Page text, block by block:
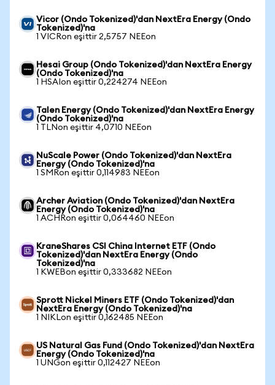
Vicor (Ondo Tokenized)'dan NextEra Energy (Ondo
Tokenized)'na
1 VICRon eşittir 2,5757 NEEon
Hesai Group (Ondo Tokenized)'dan NextEra Energy
(Ondo Tokenized)'na
1 HSAIon eşittir 0,224274 NEEon
Talen Energy (Ondo Tokenized)'dan NextEra Energy
(Ondo Tokenized)'na
1 TLNon eşittir 4,0710 NEEon
NuScale Power (Ondo Tokenized)'dan NextEra
Energy (Ondo Tokenized)'na
1 SMRon eşittir 0,114983 NEEon
Archer Aviation (Ondo Tokenized)'dan NextEra
Energy (Ondo Tokenized)'na
1 ACHRon eşittir 0,064460 NEEon
KraneShares CSI China Internet ETF (Ondo
Tokenized)'dan NextEra Energy (Ondo
Tokenized)'na
1 KWEBon eşittir 0,333682 NEEon
Sprott Nickel Miners ETF (Ondo Tokenized)'dan
NextEra Energy (Ondo Tokenized)'na
1 NIKLon eşittir 0,162485 NEEon
US Natural Gas Fund (Ondo Tokenized)'dan NextEra
Energy (Ondo Tokenized)'na
1 UNGon eşittir 0,112427 NEEon